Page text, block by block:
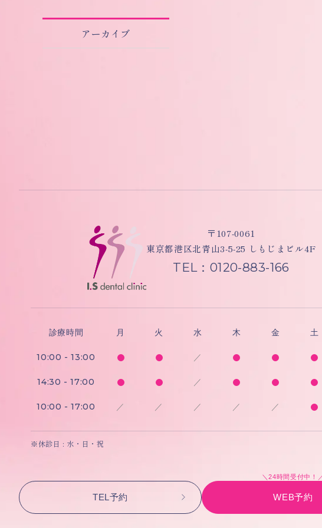
アーカイブ
〒107-0061
東京都港区北青山3-5-25 しもじまビル4F
TEL：0120-883-166
診療時間 月 火 水 木 金 土
10:00 - 13:00 ／
14:30 - 17:00 ／
10:00 - 17:00 ／ ／ ／ ／ ／
※休診日 : 水・日・祝
TEL予約
＼24時間受付中！
WEB予約